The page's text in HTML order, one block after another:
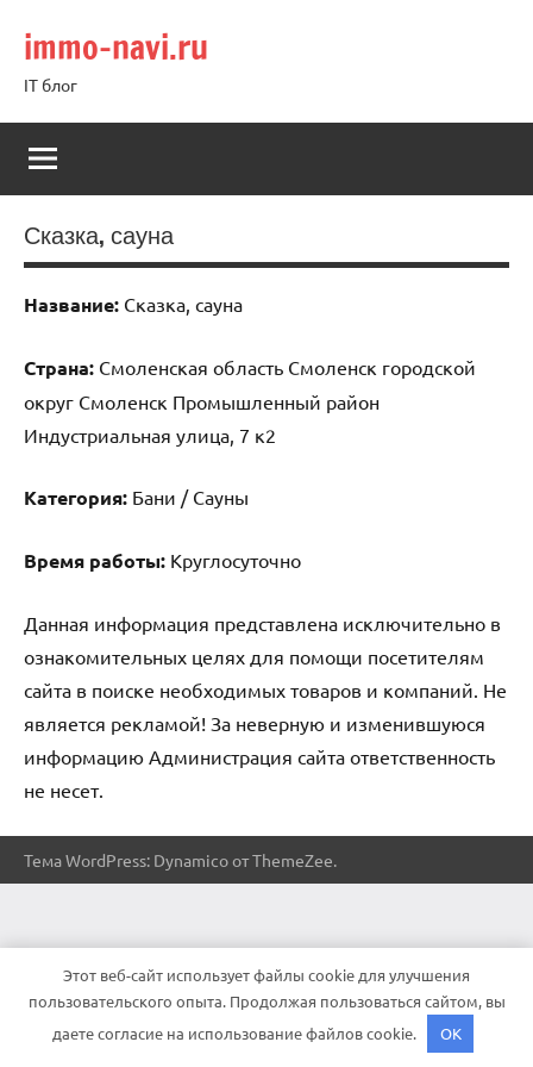
содержимому
immo-navi.ru
IT блог
Сказка, сауна
Название: Сказка, сауна
Страна: Смоленская область Смоленск городской
округ Смоленск Промышленный район
Индустриальная улица, 7 к2
Категория: Бани / Сауны
Время работы: Круглосуточно
Данная информация представлена исключительно в
ознакомительных целях для помощи посетителям
сайта в поиске необходимых товаров и компаний. Не
является рекламой! За неверную и изменившуюся
информацию Администрация сайта ответственность
не несет.
Тема WordPress: Dynamico от ThemeZee.
Этот веб-сайт использует файлы cookie для улучшения
пользовательского опыта. Продолжая пользоваться сайтом, вы
даете согласие на использование файлов cookie.
OK